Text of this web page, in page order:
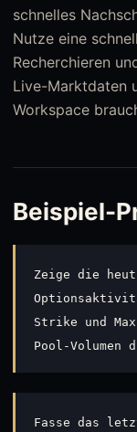
schnelles
Nutze eine
Recherchieren
Live-Marktdaten
Workspace
Beispiel-
Zeige die
Strike und
Pool-Volumen
Fasse das